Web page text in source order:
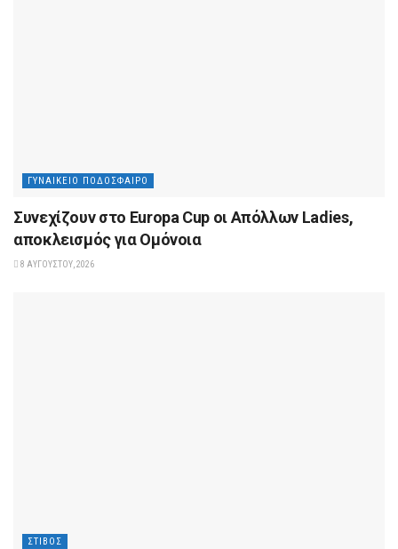
ΓΥΝΑΙΚΕΊΟ ΠΟΔΌΣΦΑΙΡΟ
Συνεχίζουν στο Europa Cup οι Aπόλλων Ladies,
αποκλεισμός για Ομόνοια
8 ΑΥΓΟΎΣΤΟΥ, 2026
ΣΤΊΒΟΣ